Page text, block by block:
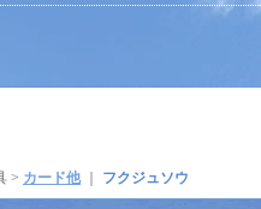
> カード他｜ フクジュソウ